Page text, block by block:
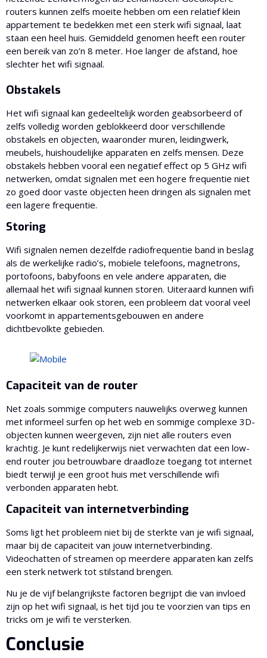
routers kunnen zelfs moeite hebben om een ​​relatief klein
appartement te bedekken met een sterk wifi signaal, laat
staan ​​een heel huis. Gemiddeld genomen heeft een router
een bereik van zo’n 8 meter. Hoe langer de afstand, hoe
slechter het wifi signaal.
Obstakels
Het wifi signaal kan gedeeltelijk worden geabsorbeerd of
zelfs volledig worden geblokkeerd door verschillende
obstakels en objecten, waaronder muren, leidingwerk,
meubels, huishoudelijke apparaten en zelfs mensen. Deze
obstakels hebben vooral een negatief effect op 5 GHz wifi
netwerken, omdat signalen met een hogere frequentie niet
zo goed door vaste objecten heen dringen als signalen met
een lagere frequentie.
Storing
Wifi signalen nemen dezelfde radiofrequentie band in beslag
als de werkelijke radio’s, mobiele telefoons, magnetrons,
portofoons, babyfoons en vele andere apparaten, die
allemaal het wifi signaal kunnen storen. Uiteraard kunnen wifi
netwerken elkaar ook storen, een probleem dat vooral veel
voorkomt in appartementsgebouwen en andere
dichtbevolkte gebieden.
Capaciteit van de router
Net zoals sommige computers nauwelijks overweg kunnen
met informeel surfen op het web en sommige complexe 3D-
objecten kunnen weergeven, zijn niet alle routers even
krachtig. Je kunt redelijkerwijs niet verwachten dat een low-
end router jou betrouwbare draadloze toegang tot internet
biedt terwijl je een groot huis met verschillende wifi
verbonden apparaten hebt.
Capaciteit van internetverbinding
Soms ligt het probleem niet bij de sterkte van je wifi signaal,
maar bij de capaciteit van jouw internetverbinding.
Videochatten of streamen op meerdere apparaten kan zelfs
een sterk netwerk tot stilstand brengen.
Nu je de vijf belangrijkste factoren begrijpt die van invloed
zijn op het wifi signaal, is het tijd jou te voorzien van tips en
tricks om je wifi te versterken.
Conclusie